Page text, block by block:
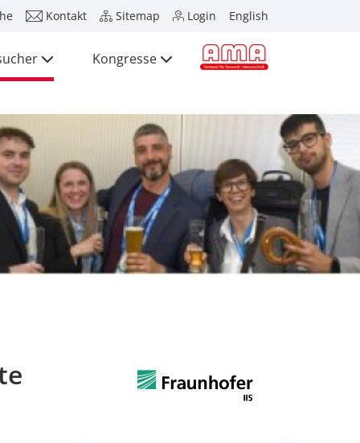
Kontakt Sitemap Login English
Kongresse Presse
Kongresse
Presse